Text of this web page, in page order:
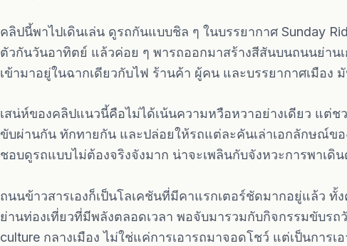
คลิปนี้พาไปเดินเล่น ดูรถกันแบบชิล ๆ ในบรรยากาศ Sunday
ตัวกันวันอาทิตย์ แล้วค่อย ๆ พารถออกมาสร้างสีสันบนถนนย่าน
เข้ามาอยู่ในฉากเดียวกับไฟ ร้านค้า ผู้คน และบรรยากาศเมือง
เสน่ห์ของคลิปแนวนี้คือไม่ได้เน้นความหวือหวาอย่างเดียว แต่
ขับผ่านกัน ทักทายกัน และปล่อยให้รถแต่ละคันเล่าเอกลักษณ์ขอ
ชอบดูรถแบบไม่ต้องจริงจังมาก น่าจะเพลินกับจังหวะการพาเดิ
ถนนข้าวสารเองก็เป็นโลเคชันที่มีคาแรกเตอร์ชัดมากอยู่แล้ว
ย่านท่องเที่ยวที่มีพลังตลอดเวลา พอจับมารวมกับกิจกรรมขับร
culture กลางเมือง ไม่ใช่แค่การเอารถมาจอดโชว์ แต่เป็นกา